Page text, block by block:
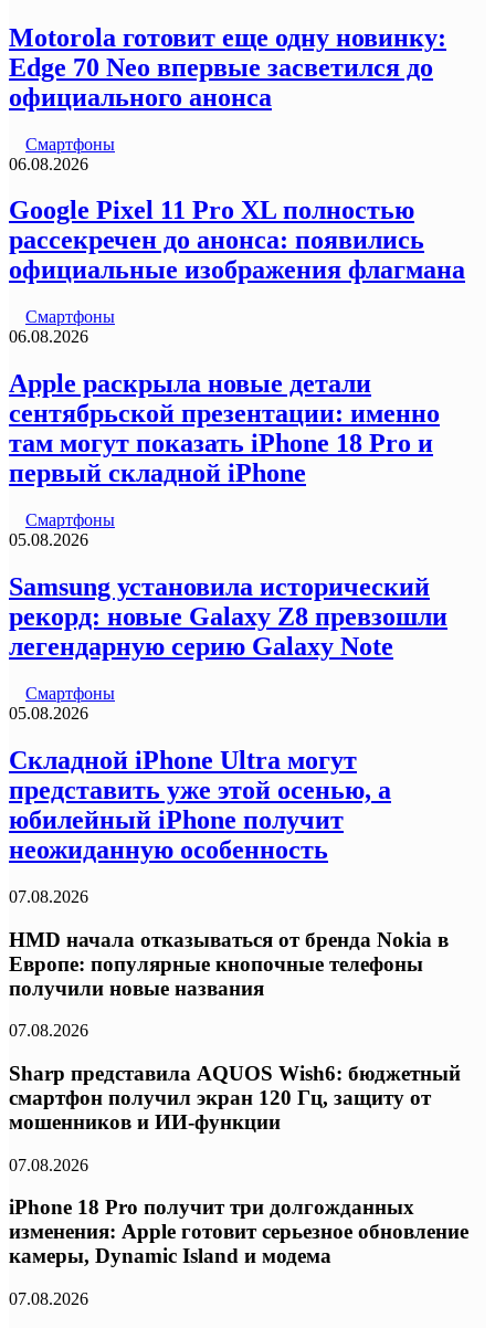
Motorola готовит еще одну новинку:
Edge 70 Neo впервые засветился до
официального анонса
Смартфоны
06.08.2026
Google Pixel 11 Pro XL полностью
рассекречен до анонса: появились
официальные изображения флагмана
Смартфоны
06.08.2026
Apple раскрыла новые детали
сентябрьской презентации: именно
там могут показать iPhone 18 Pro и
первый складной iPhone
Смартфоны
05.08.2026
Samsung установила исторический
рекорд: новые Galaxy Z8 превзошли
легендарную серию Galaxy Note
Смартфоны
05.08.2026
Складной iPhone Ultra могут
представить уже этой осенью, а
юбилейный iPhone получит
неожиданную особенность
07.08.2026
HMD начала отказываться от бренда Nokia в
Европе: популярные кнопочные телефоны
получили новые названия
07.08.2026
Sharp представила AQUOS Wish6: бюджетный
смартфон получил экран 120 Гц, защиту от
мошенников и ИИ-функции
07.08.2026
iPhone 18 Pro получит три долгожданных
изменения: Apple готовит серьезное обновление
камеры, Dynamic Island и модема
07.08.2026